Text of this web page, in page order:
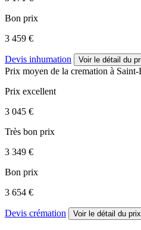
Bon prix
3 459 €
Devis inhumation Voir le détail du
Prix moyen de la cremation à
Prix excellent
3 045 €
Très bon prix
3 349 €
Bon prix
3 654 €
Devis crémation Voir le détail du